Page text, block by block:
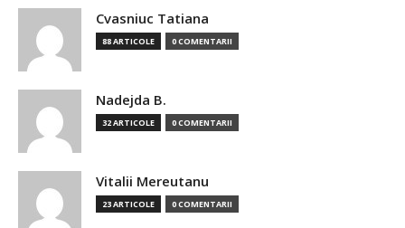
Cvasniuc Tatiana
88 ARTICOLE 0 COMENTARII
Nadejda B.
32 ARTICOLE 0 COMENTARII
Vitalii Mereutanu
23 ARTICOLE 0 COMENTARII